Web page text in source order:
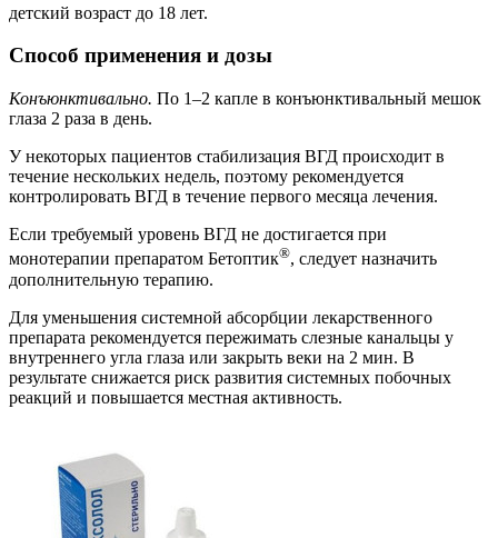
детский возраст до 18 лет.
Способ применения и дозы
Конъюнктивально. По 1–2 капле в конъюнктивальный мешок
глаза 2 раза в день.
У некоторых пациентов стабилизация ВГД происходит в
течение нескольких недель, поэтому рекомендуется
контролировать ВГД в течение первого месяца лечения.
Если требуемый уровень ВГД не достигается при
монотерапии препаратом Бетоптик®, следует назначить
дополнительную терапию.
Для уменьшения системной абсорбции лекарственного
препарата рекомендуется пережимать слезные канальцы у
внутреннего угла глаза или закрыть веки на 2 мин. В
результате снижается риск развития системных побочных
реакций и повышается местная активность.